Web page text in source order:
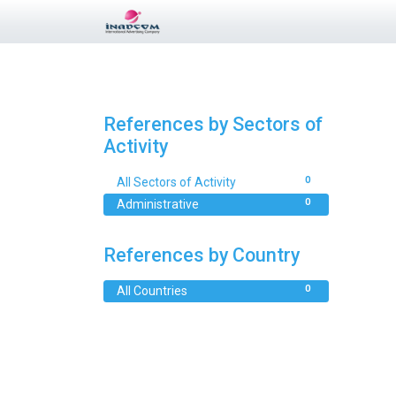
References by Sectors of
Activity
0
All Sectors of Activity
0
Administrative
References by Country
0
All Countries